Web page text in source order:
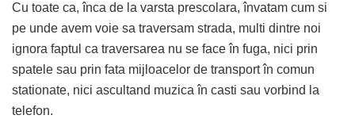
Cu toate ca, înca de la varsta prescolara, învatam cum si
pe unde avem voie sa traversam strada, multi dintre noi
ignora faptul ca traversarea nu se face în fuga, nici prin
spatele sau prin fata mijloacelor de transport în comun
stationate, nici ascultand muzica în casti sau vorbind la
telefon.